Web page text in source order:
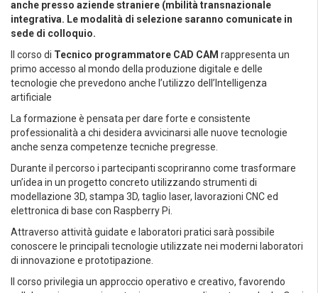
anche presso aziende straniere (mbilità transnazionale
integrativa. Le modalità di selezione saranno comunicate in
sede di colloquio.
Il corso di Tecnico programmatore CAD CAM rappresenta un
primo accesso al mondo della produzione digitale e delle
tecnologie che prevedono anche l’utilizzo dell’Intelligenza
artificiale
La formazione è pensata per dare forte e consistente
professionalità a chi desidera avvicinarsi alle nuove tecnologie
anche senza competenze tecniche pregresse.
Durante il percorso i partecipanti scopriranno come trasformare
un’idea in un progetto concreto utilizzando strumenti di
modellazione 3D, stampa 3D, taglio laser, lavorazioni CNC ed
elettronica di base con Raspberry Pi.
Attraverso attività guidate e laboratori pratici sarà possibile
conoscere le principali tecnologie utilizzate nei moderni laboratori
di innovazione e prototipazione.
Il corso privilegia un approccio operativo e creativo, favorendo